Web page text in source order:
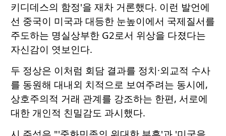
키디데스의 함정'을 재차 거론했다. 이런 발언에
선 중국이 미국과 대등한 눈높이에서 국제질서를
주도하는 명실상부한 G2로서 위상을 다졌다는
자신감이 엿보인다.
두 정상은 이처럼 회담 결과를 정치·외교적 수사
를 동원해 대내외 치적으로 보여주려는 동시에,
상호주의적 거래 관계를 강조하는 한편, 서로에
대한 개인적 친밀감도 과시했다.